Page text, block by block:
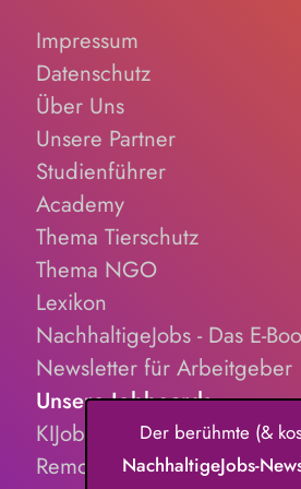
Impressum
Datenschutz
Über Uns
Unsere Partner
Studienführer
Academy
Thema Tierschutz
Thema NGO
Lexikon
NachhaltigeJobs - Das E-
Newsletter für Arbeitgeber
Unsere Jobboards
KIJobs.de
RemoteJobs.de
Der berühmte (&
NachhaltigeJobs-